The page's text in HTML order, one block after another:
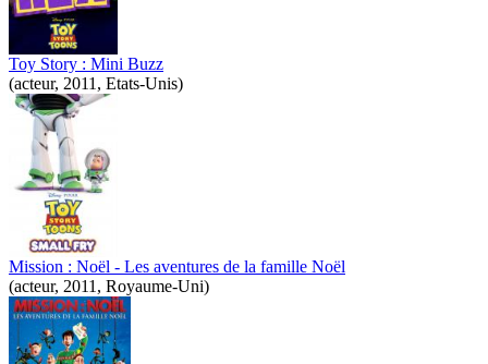
Toy Story : Mini Buzz
(acteur, 2011, Etats-Unis)
Mission : Noël - Les aventures de la famille Noël
(acteur, 2011, Royaume-Uni)